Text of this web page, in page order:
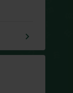
keyboard_arrow_right